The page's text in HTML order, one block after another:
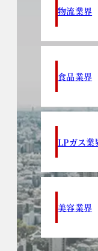
物流業界
食品業界
LPガス業
美容業界